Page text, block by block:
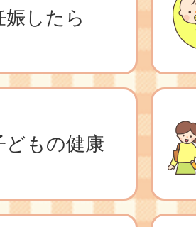
月18日
なの）公園運動施設
月31日
日(木曜日)受付】子
劇を楽しもう！」8
娠したら
どもの健康